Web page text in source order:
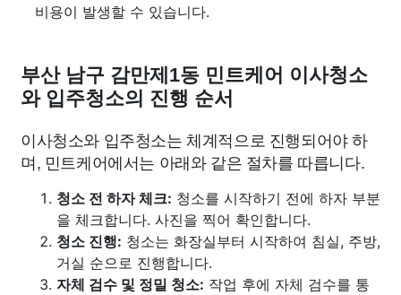
비용이 발생할 수 있습니다.
부산 남구 감만제1동 민트케어 이사청소
와 입주청소의 진행 순서
이사청소와 입주청소는 체계적으로 진행되어야 하
며, 민트케어에서는 아래와 같은 절차를 따릅니다.
청소 전 하자 체크: 청소를 시작하기 전에 하자 부분
을 체크합니다. 사진을 찍어 확인합니다.
청소 진행: 청소는 화장실부터 시작하여 침실, 주방,
거실 순으로 진행합니다.
자체 검수 및 정밀 청소: 작업 후에 자체 검수를 통